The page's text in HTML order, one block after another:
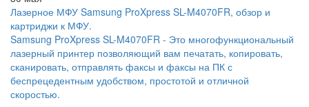
Лазерное МФУ Samsung ProXpress SL-M4070FR, обзор и
картриджи к МФУ.
Samsung ProXpress SL-M4070FR - Это многофункциональный
лазерный принтер позволяющий вам печатать, копировать,
сканировать, отправлять факсы и факсы на ПК с
беспрецедентным удобством, простотой и отличной
скоростью.